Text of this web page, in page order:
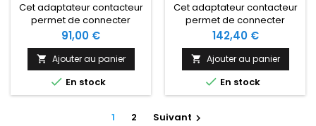
Cet adaptateur contacteur
permet de connecter
jusqu'à deux contacteurs à
un port USB d'ordinateur et
de les utiliser avec
différentes applications
spécifiques offrant un
accès au numérique.
Prix
91,00 €
 Ajouter au panier
 En stock
Cet adaptateur contacteur
permet de connecter
jusqu'à huit contacteurs à
un port USB d'ordinateur et
de les utiliser avec
différentes applications
spécifiques offrant un
accès au numérique.
Prix
142,40 €
 Ajouter au panier
 En stock
1 2 Suivant 